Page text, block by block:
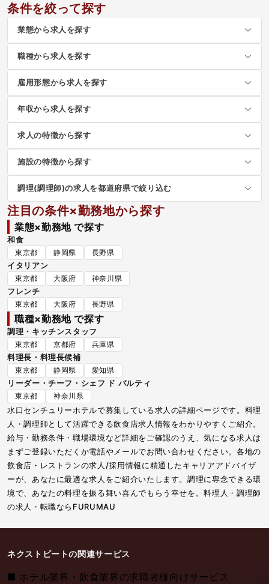
条件を絞って探す
業態から求人を探す
職種から求人を探す
雇用形態から求人を探す
年収から求人を探す
求人の特徴から探す
施設の特徴から探す
調理(調理師)の求人を都道府県で絞り込む
注目の条件×勤務地から探す
業態×勤務地 で探す
和食
東京都 静岡県 長野県
イタリアン
東京都 大阪府 神奈川県
フレンチ
東京都 大阪府 長野県
職種×勤務地 で探す
調理・キッチンスタッフ
東京都 京都府 兵庫県
料理長・料理長候補
東京都 静岡県 愛知県
リーダー・チーフ・シェフ ド パルティ
東京都 神奈川県
水口センチュリーホテルで募集している求人の詳細ページです。料理
人・調理師として活躍できる飲食店求人情報をわかりやすくご紹介。
給与・勤務条件・職場環境など詳細をご確認のうえ、気になる求人は
まずご登録いただくか電話やメールでお問い合わせください。各地の
飲食店・レストランの求人/採用情報に精通したキャリアアドバイザ
ーが、あなたに最適な求人をご紹介いたします。調理に専念できる環
境で、あなたの料理を振る舞い喜んでもらう幸せを。料理人・調理師
の求人・転職ならFURUMAU
ネクストビートの関連サービス
■ ホテル業界・飲食業界の求職者様向けサービス